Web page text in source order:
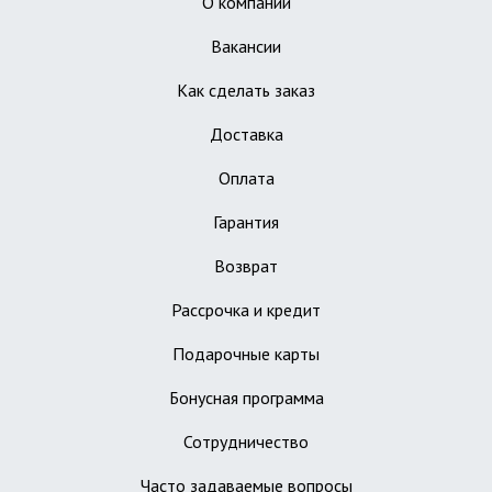
Вакансии
Как сделать заказ
Доставка
Оплата
Гарантия
Возврат
Рассрочка и кредит
Подарочные карты
Бонусная программа
Сотрудничество
Часто задаваемые вопросы